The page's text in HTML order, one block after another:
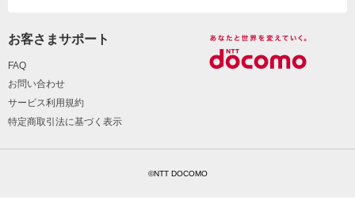
お客さまサポート
FAQ
お問い合わせ
サービス利用規約
特定商取引法に基づく表示
©NTT DOCOMO